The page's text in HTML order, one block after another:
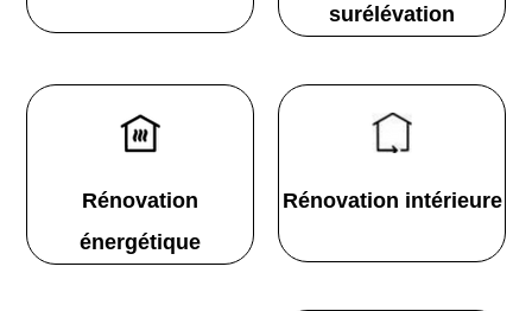
surélévation
Rénovation
énergétique
Rénovation intérieure